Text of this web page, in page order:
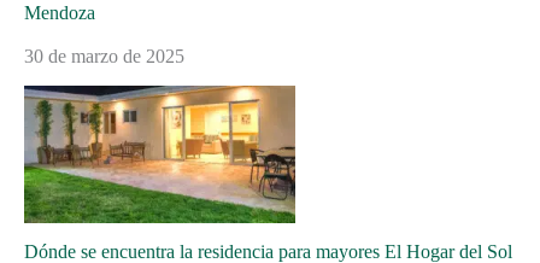
Mendoza
30 de marzo de 2025
Dónde se encuentra la residencia para mayores El Hogar del Sol